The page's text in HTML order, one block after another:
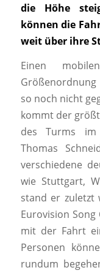
die Höhe
können die
weit über ihre
Einen
so noch nicht
kommt der
des Turms im
Thomas
verschiedene
wie Stuttgart,
stand er zuletzt
Eurovision
mit der Fahrt
Personen
rundum